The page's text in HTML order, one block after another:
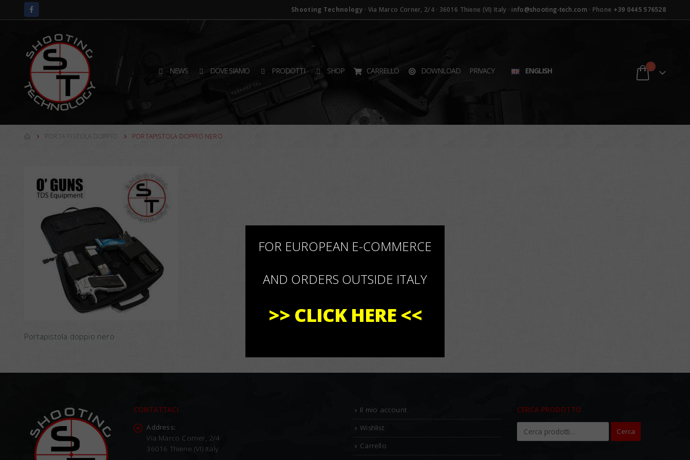
Shooting Technology · Via Marco Corner, 2/4 · 36016 Thiene (VI) Italy · info@shooting-tech.com · Phone +39 0445 576528
NEWS DOVE SIAMO PRODOTTI SHOP CARRELLO DOWNLOAD PRIVACY ENGLISH 0
PORTA PISTOLA DOPPIO PORTAPISTOLA DOPPIO NERO
Portapistola doppio nero
CONTATTACI
Address:
Via Marco Corner, 2/4
36016 Thiene (VI) Italy
Il mio account
Wishlist
Carrello
CERCA PRODOTTO
Cerca
FOR EUROPEAN E-COMMERCE
AND ORDERS OUTSIDE ITALY
>> CLICK HERE<<